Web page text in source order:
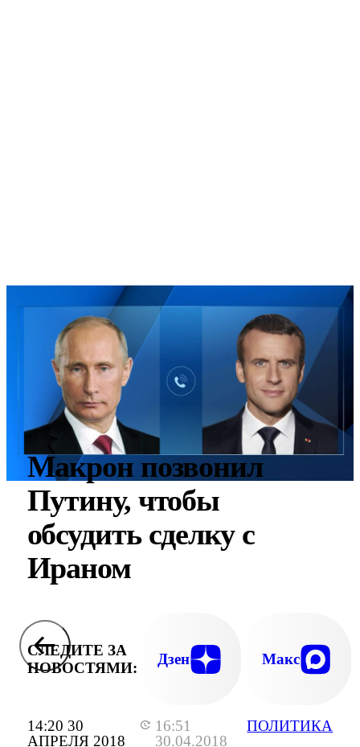
14:20 30
АПРЕЛЯ 2018
16:51
30.04.2018
ПОЛИТИКА
Макрон позвонил
Путину, чтобы
обсудить сделку с
Ираном
СЛЕДИТЕ ЗА
НОВОСТЯМИ:
Дзен Макс